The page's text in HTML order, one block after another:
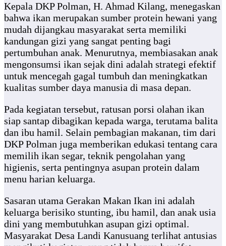
Kepala DKP Polman, H. Ahmad Kilang, menegaskan
bahwa ikan merupakan sumber protein hewani yang
mudah dijangkau masyarakat serta memiliki
kandungan gizi yang sangat penting bagi
pertumbuhan anak. Menurutnya, membiasakan anak
mengonsumsi ikan sejak dini adalah strategi efektif
untuk mencegah gagal tumbuh dan meningkatkan
kualitas sumber daya manusia di masa depan.
Pada kegiatan tersebut, ratusan porsi olahan ikan
siap santap dibagikan kepada warga, terutama balita
dan ibu hamil. Selain pembagian makanan, tim dari
DKP Polman juga memberikan edukasi tentang cara
memilih ikan segar, teknik pengolahan yang
higienis, serta pentingnya asupan protein dalam
menu harian keluarga.
Sasaran utama Gerakan Makan Ikan ini adalah
keluarga berisiko stunting, ibu hamil, dan anak usia
dini yang membutuhkan asupan gizi optimal.
Masyarakat Desa Landi Kanusuang terlihat antusias